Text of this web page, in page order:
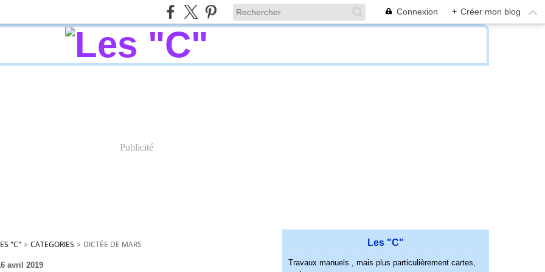
Connexion + Créer mon blog
Publicité
"C" > CATEGORIES > DICTÉE DE MARS
avril 2019
Les "C"
Travaux manuels , mais plus particulièrement cartes,